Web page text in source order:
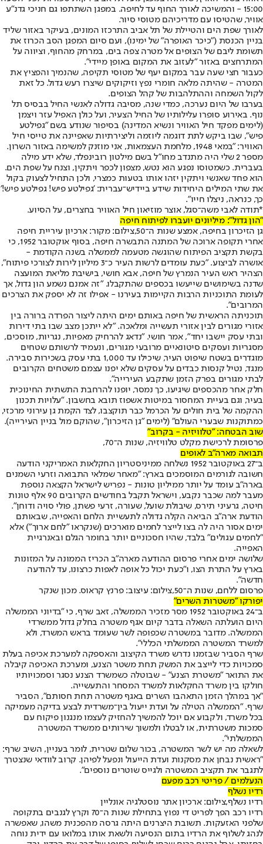
15:00 - והמשיכה לאורך החוף עד לחיפה. במפגן השתתפו גם חניכי גדנ"ע
אוויר, שהטיסו עם מדריכיהם מטוסי סיור.
לאורך שפת הים והטיילת של תל אביב התרכזו המונים, בעיקר באזור שליד
בניין הכנסת ("כיכר האופרה" של ימינו), ועם סיום המפגן הסב הכרוז את
תשומת ליבם של הצופים אל מטרה צפה בים, במרחק מהחוף, וציווה על
המתרחצים באזור "לעזוב את המקום באופן מיידי".
כעבור חצי שעה עבר במקום יעף של מטוסי תקיפה, שהנמיך והפציץ את
המטרה - שהיתה מלאה חומרי נפץ וזיקוקים שיצרו רעש גדול. כל זאת
לקול השמחה וההתלהבות של קהל הצופים.
בערבו של היום נערכה, כמדי שנה, מסיבה גדולה לאנשי החיל בבסיס תל
נוף. באירוע סופרו עלילותיו של החיל הצעיר, ועל כולן האפיל עזר ויצמן
(לימים מפקד חיל האוויר ונשיא המדינה) בסיפור שנודע בשם "גפילטע
פיש", שבו ביקש לתת דוגמה ליוזמה וליצירתיות שאפיינה את טייסי חיל
האוויר: "במאי 1948, מלחמת העצמאות, אני מוזנק למשימה באזור השרון.
מספר 2 שלי היה מתנדב מחו"ל בשם מילטון רובינפלד, שלא ידע מילה
בעברית. כשמטוסו נפגע הוא נטש, מצפון לכפר ויתקין, וצנח על שפת הים.
הוא פחד שאנשי ויתקין יזהו אותו בטעות כמצרי, ולכן התחיל לצעוק בקול
את שתי המילים היחידות שידע ביידיש־עברית: 'גפילטע פיש! גפילטע פיש!'
כך, כנראה, ניצלו חייו".
*תודה לאבי משה־סגל, אוצר מוזיאון חיל האוויר בחצרים, על הסיוע.
"הון גדול": מיליונים יועברו לפיתוח חיפה
גן הזיכרון בחיפה, אמצע שנות ה־50,צילום: מקור: ארכיון עיריית חיפה
אחרי תקופה ארוכה של המתנה התבשרה חיפה, בסוף אוקטובר 1952, כי
בקשת תקציב הפיתוח שהוגשה מטעמה לממשלה בשנה הקודמת -
אושרה לביצוע. "כעת עומדים לרשות העיר כ־3 מיליון לירות לצורכי פיתוח",
הצהיר ראש העיר הנמרץ של חיפה, אבא חושי, בישיבת מליאת המועצה
שדנה בשימושים שייעשו בכספים שהתקבלו. "זה אמנם נשמע הון גדול, אך
לעומת התוכניות הרבות הקיימות בעירנו - אפילו זה לא יספק את הצרכים
המרובים".
תוכניתה הראשית של חיפה באותם ימים היתה ליצור הפרדה ברורה בין
אזורי מגורים לבין אזורי תעשייה ומלאכה. "לא ייתכן מצב שבו בתי דירות
ובתי עסק יישבו יחד", אמר חושי. "נדאג להרחיק מאפיות, נגריות, מוסכים,
מסגריות ועסקים סיטונאיים מרובעי מגורים, ונעמיד לרשותם שטחים
מוגדרים בשטח שיפוט העיר, שיכילו עד 1,000 בתי עסק בשכירות סבירה.
מנגד, נטיל קנסות כבדים על עסקים שלא יפנו עצמם משטחים הקרובים
לבתי מגורים בפרק הזמן שתקבע העירייה".
חלק אחר מהכספים שיגיעו, כך נמסר, יופנו להרחבת התשתית החינוכית
בעיר, וגם בעיית המחסור במיטות אשפוז תובא בחשבון. "עלויות תכנון
ההקמה של בית חולים על הכרמל כבר תוקצבו, לצד הקמת גן עירוני מרכזי,
כמתוקנות שבערי העולם" (לימים "גן הזיכרון", שהוקם מול בניין העירייה).
שוב הבטחה: "טלוויזיה - בקרוב"
פרסומת לרכישת מקלט טלוויזיה, שנות ה־70,
תבואה מארה"ב לאופים
ב־27 באוקטובר 1952 נשלחה ממיניסטריון החקלאות האמריקני הודעה
חשובה לגורמים המוסמכים בארץ: "מאחר שמלאי התבואה וזרעי השמנים
בארה"ב עומד על יותר ממיליון טונות - נפריש לישראל הקצאה נוספת
מעבר למה שכבר נקבע, וישראל תקבל בחודשים הקרובים 90 אלף טונות
חיטה, גרעיני תירס, שיבולת שועל, שעורה, זרעי פשתן, פולי סויה ודוחן".
הודעת ארה"ב הביאה הקלה גדולה לתעשיית הלחם והאפייה, שבאותם
ימים אסור היה לה בצו לייצר לחמים מוארכים (שנקראו "לחם ארוך") אלא
"לחמים עגולים" בלבד, שהיו חסכוניים יותר בחומר הגלם ובאנרגיית
האפייה.
שלושה ימים אחרי פרסום ההודעה מארה"ב הכריז הממונה על המזונות
בארץ על התרת הצו, ו"כעת יכול כל אופה לאפות כרצונו, עד להודעה
חדשה".
פרסום ללחם, שנות ה־50,צילום: עיצוב: פרנץ קראוס. מכון שנקר
יפורקו "משטרות השרים"
ב־24 באוקטובר 1952 מסר מזכיר הממשלה, זאב שרף, כי "בדיוני הממשלה
היום הועלתה השאלה בדבר קיום אגף משטרה בחלק גדול ממשרדי
הממשלה. מדובר במשטרה שכפופה לשר שעומד בראש המשרד, ולא
למשרד המשטרה הממשלתי הכללי".
שרף הסביר שבזמנו נדרש משרד הקיצוב והאספקה למערכת אכיפה בעלת
סמכויות כדי לייצב את המשק תחת משטר הצנע, ומערכת האכיפה קיבלה
את התואר "משטרת הצנע" - שבוטלה כשמשרד הצנע נסגר וסמכויותיו
חולקו בין משרד החקלאות למשרד המסחר והתעשייה.
"אך במהלך הזמן התאהבו השרים באגף משטרה תחת חסותם", הסביר
שרף. "הממשלה הטילה על ועדת ייעול בין־משרדית לבצע בדיקה מעמיקה
בכל משרד, ולקבוע אם יוכל להמשיך להחזיק לעצמו מנגנון פיקוח עם
סמכות משטרתית, או לבטלו ולמשוך שירותים ממשרד המשטרה
הממשלתי".
לשאלה מה יש לשר המשטרה, בכור שלום שטרית, לומר בעניין, השיב שרף:
"ראשית נבחן את מסקנות ועדת הייעול ונפעל לפיהן. קרוב לוודאי שנצטרך
לתגבר את תקציב המשטרה ולגייס שוטרים נוספים".
הנעלמים / פריטי רכב מפעם
רדיו נשלף
רדיו נשלף,צילום: ארכיון אתר נוסטלגיה אונליין
רדיו רכב הפך לפריט די נפוץ בתחילת שנות ה־70 וקרץ לגנבים בתקופה
שלפני האזעקות. תשובת היצרנים היתה גרסה מהפכנית משהו, שאפשרה
לנהג לשלוף את הרדיו בתום הנסיעה ולשאת אותו במלואו עם ידית נוחה